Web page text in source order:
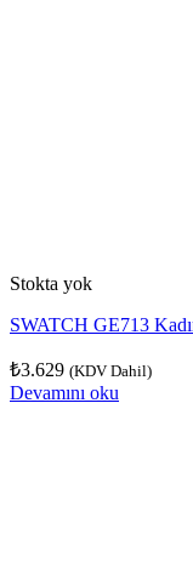
Stokta yok
SWATCH GE713
₺3.629 (KDV Dahil)
Devamını oku